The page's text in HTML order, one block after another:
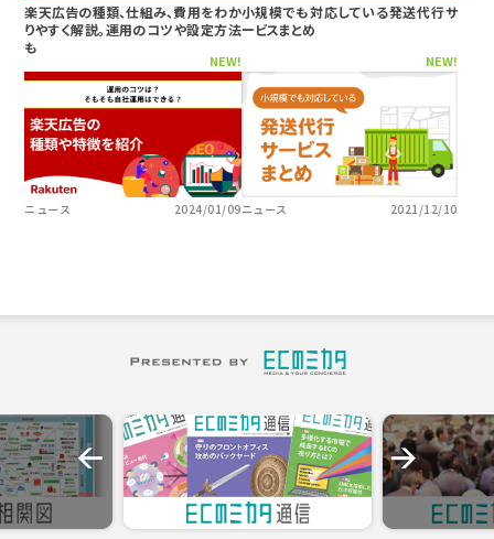
楽天広告の種類、仕組み、費用をわか
りやすく解説。運用のコツや設定方法
も
NEW!
ニュース 2024/01/09
小規模でも対応している発送代行サ
ービスまとめ
NEW!
ニュース 2021/12/10